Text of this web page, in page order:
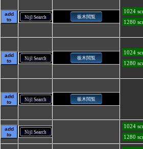
add
to
Nijl Search 板木閲覧
1024
1280
add
to
Nijl Search 板木閲覧
1024
1280
add
to
Nijl Search 板木閲覧
add
to
Nijl Search
1024
1280